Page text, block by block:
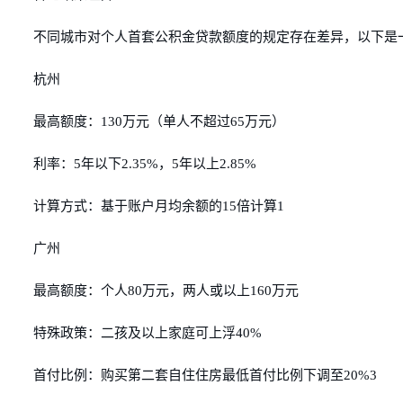
不同城市对个人首套公积金贷款额度的规定存在差异，以下是
杭州
最高额度：130万元（单人不超过65万元）
利率：5年以下2.35%，5年以上2.85%
计算方式：基于账户月均余额的15倍计算1
广州
最高额度：个人80万元，两人或以上160万元
特殊政策：二孩及以上家庭可上浮40%
首付比例：购买第二套自住住房最低首付比例下调至20%3